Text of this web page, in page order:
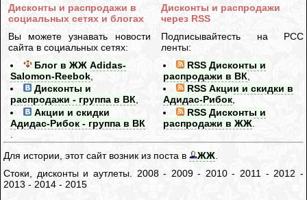
Дисконты и распродажи в
социальных сетях и блогах
Вы можете узнавать новости
сайта в социальных сетях:
Блог в ЖЖ Adidas-
Salomon-Reebok,
Дисконты и
распродажи - группа в ВК,
Акции и скидки
Адидас-Рибок - группа в ВК
.
Дисконты и распродажи
через RSS
Подписывайтесть на РСС
ленты:
RSS Дисконты и
распродажи в ВК
RSS Акции и скидки в
Адидас-Рибок,
RSS Дисконты и
распродажи в ЖЖ.
Для истории, этот сайт возник из поста в ЖЖ
Стоки, дисконты и аутлеты. 2008 - 2009 - 2010 - 2011 - 2012 -
2013 - 2014 - 2015